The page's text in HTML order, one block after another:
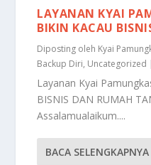
LAYANAN KYAI
BIKIN KACAU
Diposting oleh Kyai
Backup Diri, Uncategorized
Layanan Kyai
BISNIS DAN RUMAH
Assalamualaikum....
BACA SELENGKAPNYA